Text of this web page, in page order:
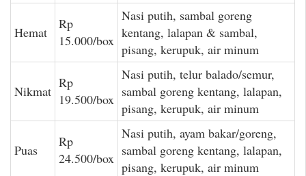
Hemat
Rp
15.000/box
Nasi putih, sambal goreng
kentang, lalapan & sambal,
pisang, kerupuk, air minum
Nikmat
Rp
19.500/box
Nasi putih, telur balado/semur,
sambal goreng kentang, lalapan,
pisang, kerupuk, air minum
Puas
Rp
24.500/box
Nasi putih, ayam bakar/goreng,
sambal goreng kentang, lalapan,
pisang, kerupuk, air minum